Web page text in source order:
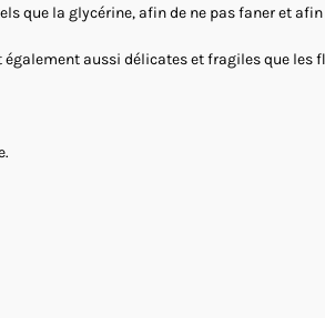
que la glycérine, afin de ne pas faner et
aussi délicates et fragiles que les